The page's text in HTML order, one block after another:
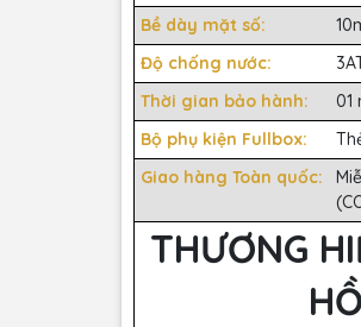
Bề dày mặt số:
Độ chống nước:
Thời gian bảo hành:
01
Bộ phụ kiện Fullbox:
Giao hàng Toàn quốc:
THƯƠNG
HỒ